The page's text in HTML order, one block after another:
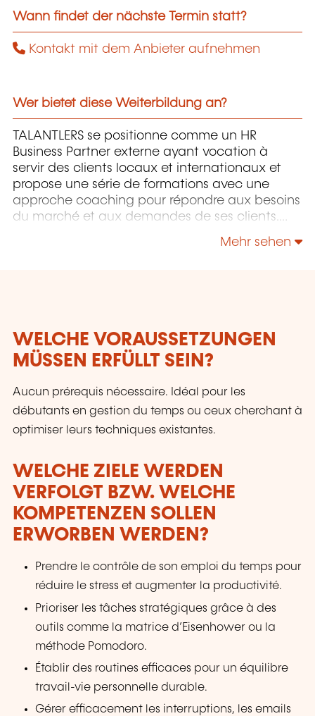
Wann findet der nächste Termin statt?
Kontakt mit dem Anbieter aufnehmen
Wer bietet diese Weiterbildung an?
TALANTLERS se positionne comme un HR
Business Partner externe ayant vocation à
servir des clients locaux et internationaux et
propose une série de formations avec une
approche coaching pour répondre aux besoins
du marché et aux demandes de ses clients.
TALANTLERS a développé des formations Soft
Skills pour tous, sur des sujets pointus et
Mehr sehen
WELCHE VORAUSSETZUNGEN
MÜSSEN ERFÜLLT SEIN?
Aucun prérequis nécessaire. Idéal pour les
débutants en gestion du temps ou ceux cherchant à
optimiser leurs techniques existantes.
WELCHE ZIELE WERDEN
VERFOLGT BZW. WELCHE
KOMPETENZEN SOLLEN
ERWORBEN WERDEN?
Prendre le contrôle de son emploi du temps pour
réduire le stress et augmenter la productivité.
Prioriser les tâches stratégiques grâce à des
outils comme la matrice d’Eisenhower ou la
méthode Pomodoro.
Établir des routines efficaces pour un équilibre
travail-vie personnelle durable.
Gérer efficacement les interruptions, les emails